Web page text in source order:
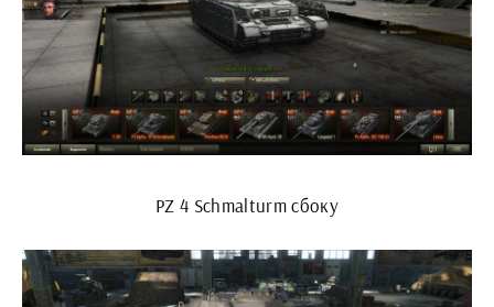
PZ 4 Schmalturm сбоку